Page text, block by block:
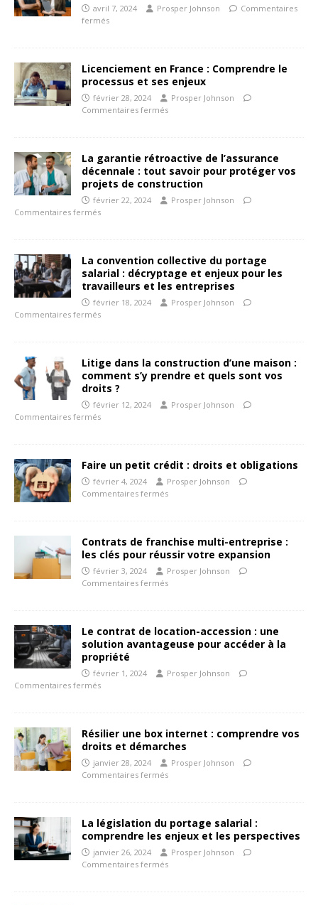
avril 7, 2024 Prosper Johnson
Commentaires
fermés
Licenciement en France : Comprendre le
processus et ses enjeux
février 28, 2024
Prosper Johnson
Commentaires fermés
La garantie rétroactive de l’assurance
décennale : tout savoir pour protéger vos
projets de construction
février 22, 2024
Prosper Johnson
Commentaires fermés
La convention collective du portage
salarial : décryptage et enjeux pour les
travailleurs et les entreprises
février 18, 2024
Prosper Johnson
Commentaires fermés
Litige dans la construction d’une maison :
comment s’y prendre et quels sont vos
droits ?
février 12, 2024
Prosper Johnson
Commentaires fermés
Faire un petit crédit : droits et obligations
février 4, 2024
Prosper Johnson
Commentaires fermés
Contrats de franchise multi-entreprise :
les clés pour réussir votre expansion
février 3, 2024
Prosper Johnson
Commentaires fermés
Le contrat de location-accession : une
solution avantageuse pour accéder à la
propriété
février 1, 2024
Prosper Johnson
Commentaires fermés
Résilier une box internet : comprendre vos
droits et démarches
janvier 28, 2024
Prosper Johnson
Commentaires fermés
La législation du portage salarial :
comprendre les enjeux et les perspectives
janvier 26, 2024
Prosper Johnson
Commentaires fermés